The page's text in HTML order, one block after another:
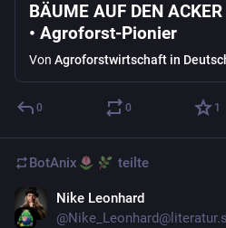
BÄUME AUF DEN
• Agroforst-Pionier
Von Agroforstwirtschaft in
0 0 1
BotAnix teilte
Nike Leonhard
@